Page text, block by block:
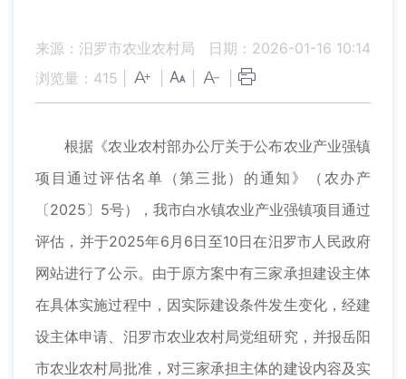
来源：汨罗市农业农村局
日期：2026-01-16 10:14
浏览量： 415
根据《农业农村部办公厅关于公布农业产业强镇
项目通过评估名单（第三批）的通知》（农办产
〔2025〕5号），我市白水镇农业产业强镇项目通过
评估，并于2025年6月6日至10日在汨罗市人民政府
网站进行了公示。由于原方案中有三家承担建设主体
在具体实施过程中，因实际建设条件发生变化，经建
设主体申请、汨罗市农业农村局党组研究，并报岳阳
市农业农村局批准，对三家承担主体的建设内容及实